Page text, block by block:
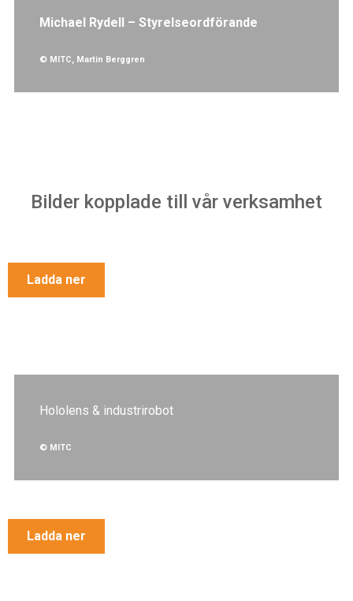
Michael Rydell – Styrelseordförande
© MITC, Martin Berggren
Bilder kopplade till vår verksamhet
Ladda ner
Hololens & industrirobot
© MITC
Ladda ner